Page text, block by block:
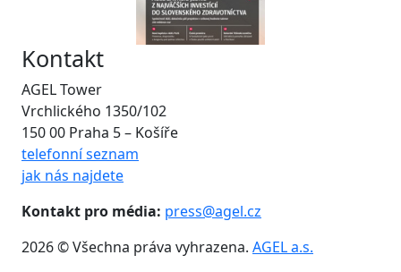
Kontakt
AGEL Tower
Vrchlického 1350/102
150 00 Praha 5 – Košíře
telefonní seznam
jak nás najdete
Kontakt pro média: press@agel.cz
2026 © Všechna práva vyhrazena. AGEL a.s.